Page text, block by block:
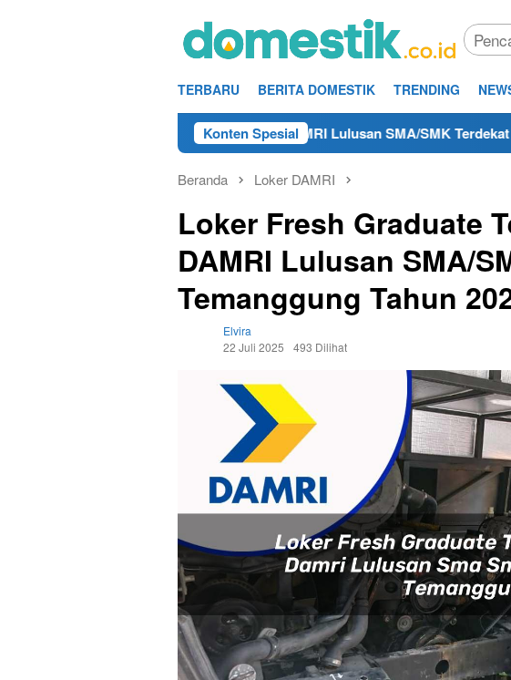
TERBARU BERITA DOMESTIK TRENDING
Konten Spesial
Teknisi/Mekanik DAMRI Lulusan SMA/SMK Terdekat di Purworejo
Beranda Loker DAMRI
Loker Fresh Graduate
DAMRI Lulusan SMA/
Temanggung Tahun
Elvira
22 Juli 2025
493 Dilihat